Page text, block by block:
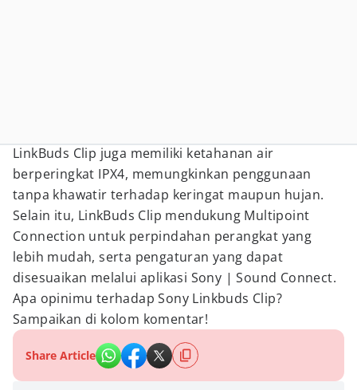
LinkBuds Clip juga memiliki ketahanan air
berperingkat IPX4, memungkinkan penggunaan
tanpa khawatir terhadap keringat maupun hujan.
Selain itu, LinkBuds Clip mendukung Multipoint
Connection untuk perpindahan perangkat yang
lebih mudah, serta pengaturan yang dapat
disesuaikan melalui aplikasi Sony | Sound Connect.
Apa opinimu terhadap Sony Linkbuds Clip?
Sampaikan di kolom komentar!
Share Article